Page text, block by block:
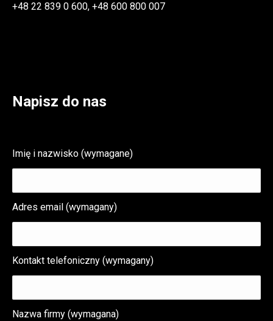
+48 22 839 0 600, +48 600 800 007
Napisz do nas
Imię i nazwisko (wymagane)
Adres email (wymagany)
Kontakt telefoniczny (wymagany)
Nazwa firmy (wymagana)